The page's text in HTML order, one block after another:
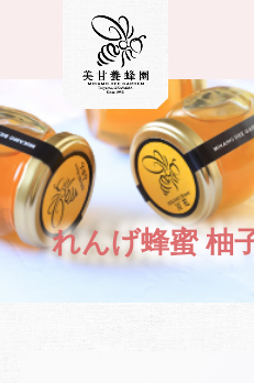
れんげ蜂蜜 柚